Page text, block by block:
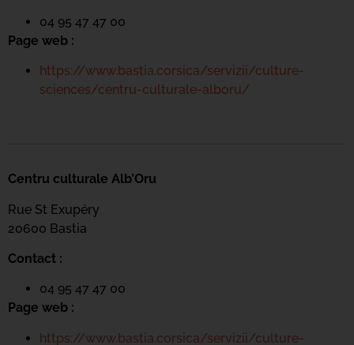
04 95 47 47 00
Page web :
https://www.bastia.corsica/servizii/culture-
sciences/centru-culturale-alboru/
Centru culturale Alb’Oru
Rue St Exupéry
20600 Bastia
Contact :
04 95 47 47 00
Page web :
https://www.bastia.corsica/servizii/culture-